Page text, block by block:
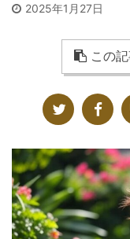
2025年1月27日
この